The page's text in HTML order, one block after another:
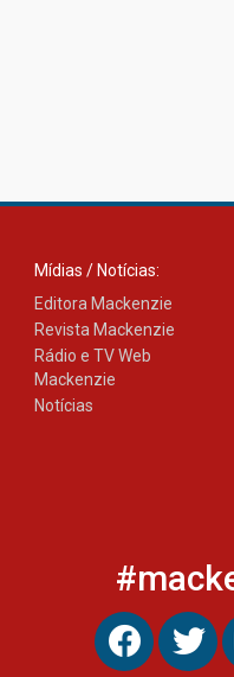
Mídias / Notícias:
Editora Mackenzie
Revista Mackenzie
Rádio e TV Web
Mackenzie
Notícias